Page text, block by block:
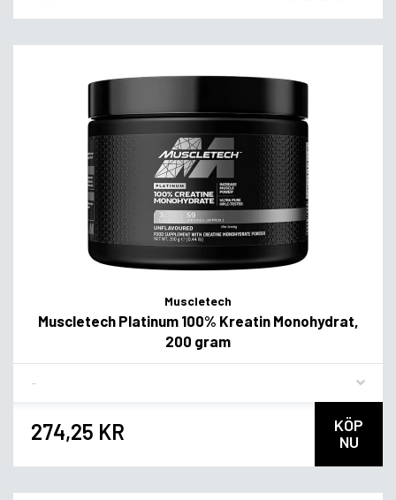
Muscletech
Muscletech Platinum 100% Kreatin Monohydrat,
200 gram
274,25 KR
KÖP
NU